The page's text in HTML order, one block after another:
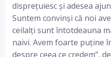
disprețuiesc și adesea
Suntem convinși că noi
ceilalți sunt întotdeauna
naivi. Avem foarte puține
despre ceea ce credem”,